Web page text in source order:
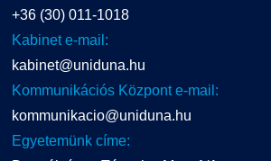
+36 (30) 011-1018
Kabinet e-mail:
kabinet@uniduna.hu
Kommunikációs Központ e-mail:
kommunikacio@uniduna.hu
Egyetemünk címe: